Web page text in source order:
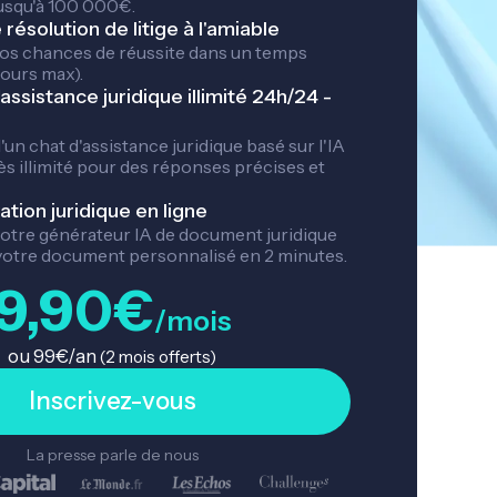
eau
Titre de séjour
Erreurs
Frais
100 000€.
résolution de litige à l'amiable
chances de réussite dans un temps
max).
juridique illimité 24h/24 -
chat d'assistance juridique basé sur l'IA
illimité pour des réponses précises et
juridique en ligne
générateur IA de document juridique
document personnalisé en 2 minutes.
/mois
ou 99€/an (2 mois offerts)
Inscrivez-vous
La presse parle de nous